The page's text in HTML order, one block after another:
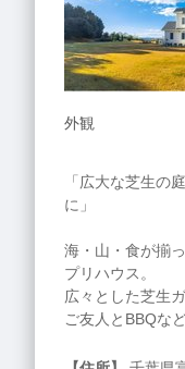
外観
「広大な芝生の
に」
海・山・食が揃
プリハウス。
広々とした芝生
ご友人とBBQな